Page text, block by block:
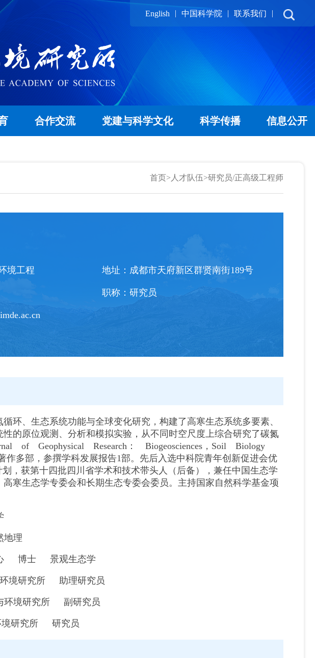
English | 中国科学院 | 联系我们 |
合作交流 党建与科学文化 科学传播 信息公开
首页> 人才队伍>研究员/正高级工程师
境工程 地址： 成都市天府新区群贤南街189号
职称： 研究员
环、生态系统功能与全球变化研究，构建了高寒生态系统多要素、
的原位观测、分析和模拟实验，从不同时空尺度上综合研究了碳氮
of Geophysical Research： Biogeosciences，Soil Biology
多部，参撰学科发展报告1部。先后入选中科院青年创新促进会优
，获第十四批四川省学术和技术带头人（后备），兼任中国生态学
寒生态学专委会和长期生态专委会委员。主持国家自然科学基金项
理
心 博士 景观生态学
环境研究所 助理研究员
环境研究所 副研究员
境研究所 研究员